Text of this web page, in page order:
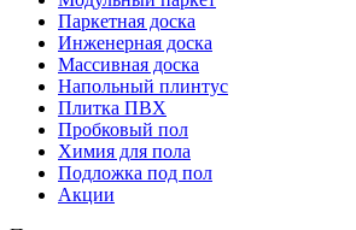
Паркетная доска
Инженерная доска
Массивная доска
Напольный плинтус
Плитка ПВХ
Пробковый пол
Химия для пола
Подложка под пол
Акции